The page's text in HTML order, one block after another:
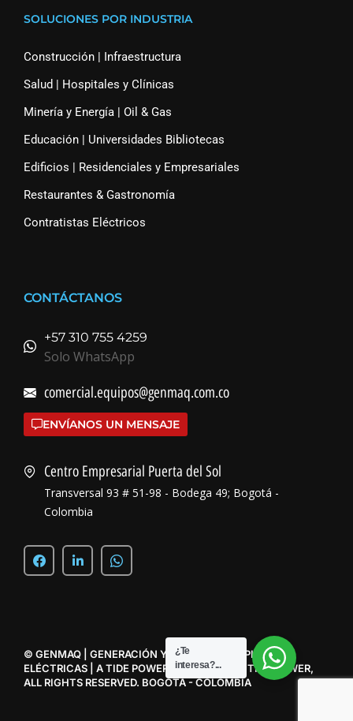
SOLUCIONES POR INDUSTRIA
Construcción | Infraestructura
Salud | Hospitales y Clínicas
Minería y Energía | Oil & Gas
Educación | Universidades Bibliotecas
Edificios | Residenciales y Empresariales
Restaurantes & Gastronomía
Contratistas Eléctricos
CONTÁCTANOS
+57 310 755 4259
Solo WhatsApp
comercial.equipos@genmaq.com.co
ENVÍANOS UN MENSAJE
Centro Empresarial Puerta del Sol
Transversal 93 # 51-98 - Bodega 49; Bogotá -
Colombia
© GENMAQ | GENERACIÓN Y MAQUINARIA | PLANTAS
ELÉCTRICAS | A TIDE POWER SUBSIDIARY @ TIDE POWER,
ALL RIGHTS RESERVED. BOGOTÁ - COLOMBIA
¿Te
interesa?...